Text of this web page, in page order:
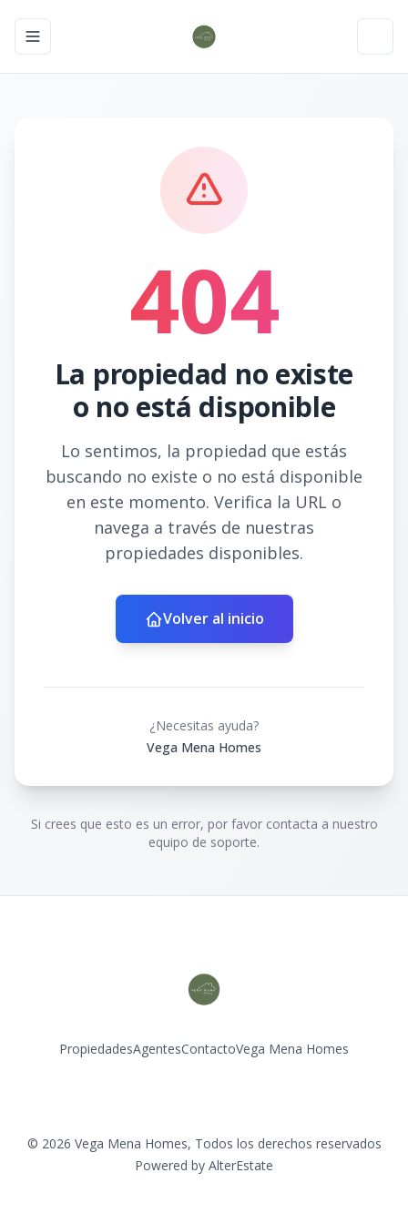
Toggle navigation menu
404
La propiedad no existe
o no está disponible
Lo sentimos, la propiedad que estás
buscando no existe o no está disponible
en este momento. Verifica la URL o
navega a través de nuestras
propiedades disponibles.
Volver al inicio
¿Necesitas ayuda?
Vega Mena Homes
Si crees que esto es un error, por favor contacta a nuestro
equipo de soporte.
PropiedadesAgentesContactoVega Mena Homes
© 2026 Vega Mena Homes, Todos los derechos reservados
Powered by AlterEstate